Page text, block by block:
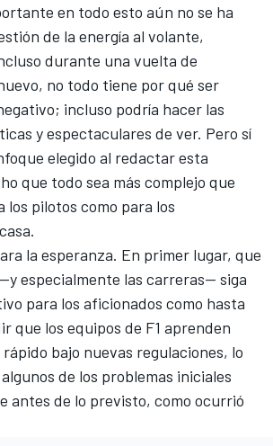
en todo esto aún no se ha
de la energía al volante,
durante una vuelta de
no todo tiene por qué ser
incluso podría hacer las
y espectaculares de ver. Pero sí
elegido al redactar esta
que todo sea más complejo que
pilotos como para los
la esperanza. En primer lugar, que
especialmente las carreras— siga
para los aficionados como hasta
que los equipos de F1 aprenden
bajo nuevas regulaciones, lo
de los problemas iniciales
antes de lo previsto, como ocurrió